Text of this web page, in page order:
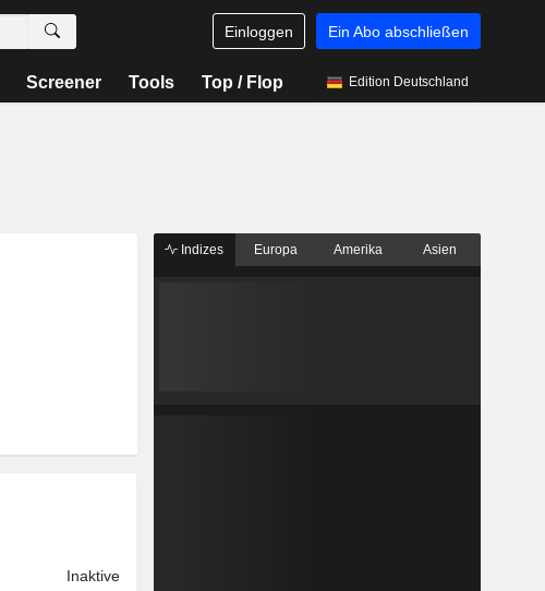
Einloggen Ein Abo abschließen
Screener Tools Top / Flop Edition Deutschland
Inaktive
Indizes Europa Amerika Asien